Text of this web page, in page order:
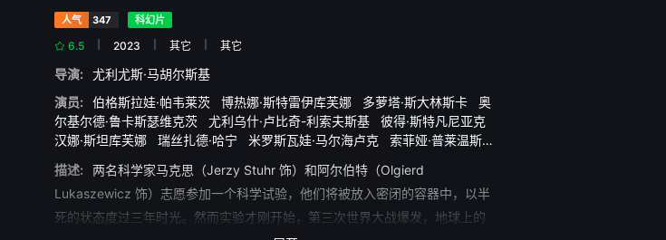
人气 347 科幻片
6.5 2023 其它 其它
导演:
尤利尤斯·马胡尔斯基
演员:
伯格斯拉娃·帕韦莱茨 博热娜·斯特雷伊库芙娜 多萝塔·斯大林斯卡
奥
尔基尔德·鲁卡斯瑟维克茨
尤利乌什·卢比奇-利索夫斯基
彼得·斯特凡尼亚克
汉娜·斯坦库芙娜
瑞丝扎德·哈宁 米罗斯瓦娃·马尔海卢克
索菲娅·普莱温斯卡
维茨
雅努什·米哈沃夫斯基
描述:
两名科学家马克思（Jerzy Stuhr 饰）和阿尔伯特（Olgierd
Lukaszewicz 饰）志愿参加一个科学试验，他们将被放入密闭的容器中，以半
死的状态度过三年时光。然而实验才刚开始，第三次世界大战爆发，地球上的